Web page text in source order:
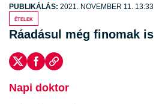
PUBLIKÁLÁS: 2021. NOVEMBER 11. 13:33
ételek
Ráadásul még finomak is
Napi doktor